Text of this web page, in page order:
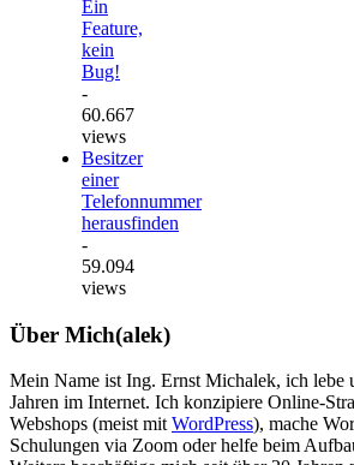
Ein
Feature,
kein
Bug!
-
60.667
views
Besitzer
einer
Telefonnummer
herausfinden
-
59.094
views
Über Mich(alek)
Mein Name ist Ing. Ernst Michalek, ich lebe
Jahren im Internet. Ich konzipiere Online-
Webshops (meist mit WordPress), mache
Schulungen via Zoom oder helfe beim